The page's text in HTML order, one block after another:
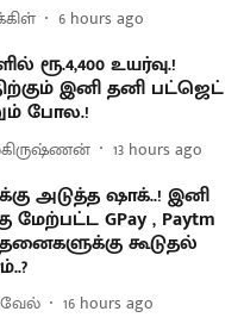
6 hours ago
ரூ.4,400 உயர்வு.!
இனி தனி பட்ஜெட்
போல.!
13 hours ago
அடுத்த ஷாக்..! இனி
மேற்பட்ட GPay , Paytm
கூடுதல்
16 hours ago